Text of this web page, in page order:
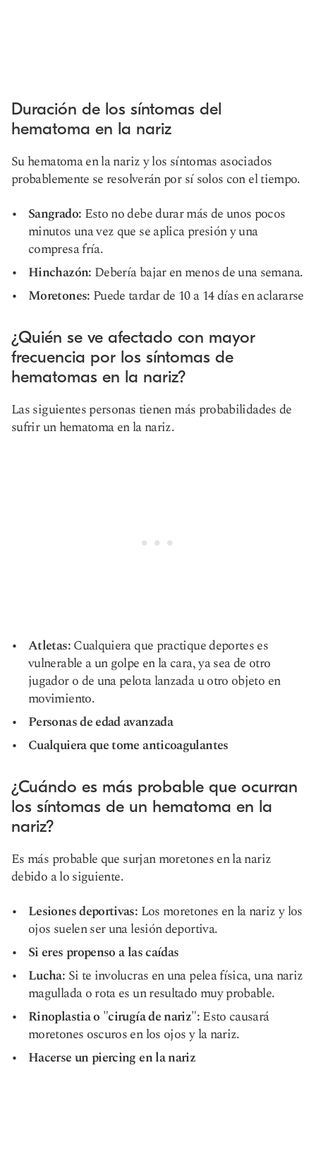
Duración de los síntomas del
hematoma en la nariz
Su hematoma en la nariz y los síntomas asociados
probablemente se resolverán por sí solos con el tiempo.
Sangrado: Esto no debe durar más de unos pocos
minutos una vez que se aplica presión y una
compresa fría.
Hinchazón: Debería bajar en menos de una semana.
Moretones: Puede tardar de 10 a 14 días en aclararse
¿Quién se ve afectado con mayor
frecuencia por los síntomas de
hematomas en la nariz?
Las siguientes personas tienen más probabilidades de
sufrir un hematoma en la nariz.
Atletas:Cualquiera que practique deportes es
vulnerable a un golpe en la cara, ya sea de otro
jugador o de una pelota lanzada u otro objeto en
movimiento.
Personas de edad avanzada
Cualquiera que tome anticoagulantes
¿Cuándo es más probable que ocurran
los síntomas de un hematoma en la
nariz?
Es más probable que surjan moretones en la nariz
debido a lo siguiente.
Lesiones deportivas: Los moretones en la nariz y los
ojos suelen ser una lesión deportiva.
Si eres propenso a las caídas
Lucha: Si te involucras en una pelea física, una nariz
magullada o rota es un resultado muy probable.
Rinoplastia o "cirugía de nariz":Esto causará
moretones oscuros en los ojos y la nariz.
Hacerse un piercing en la nariz